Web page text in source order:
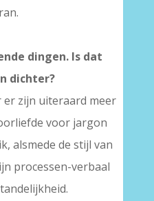
dingen. Is dat
dichter?
er zijn uiteraard meer
voor jargon
alsmede de stijl van
processen-verbaal